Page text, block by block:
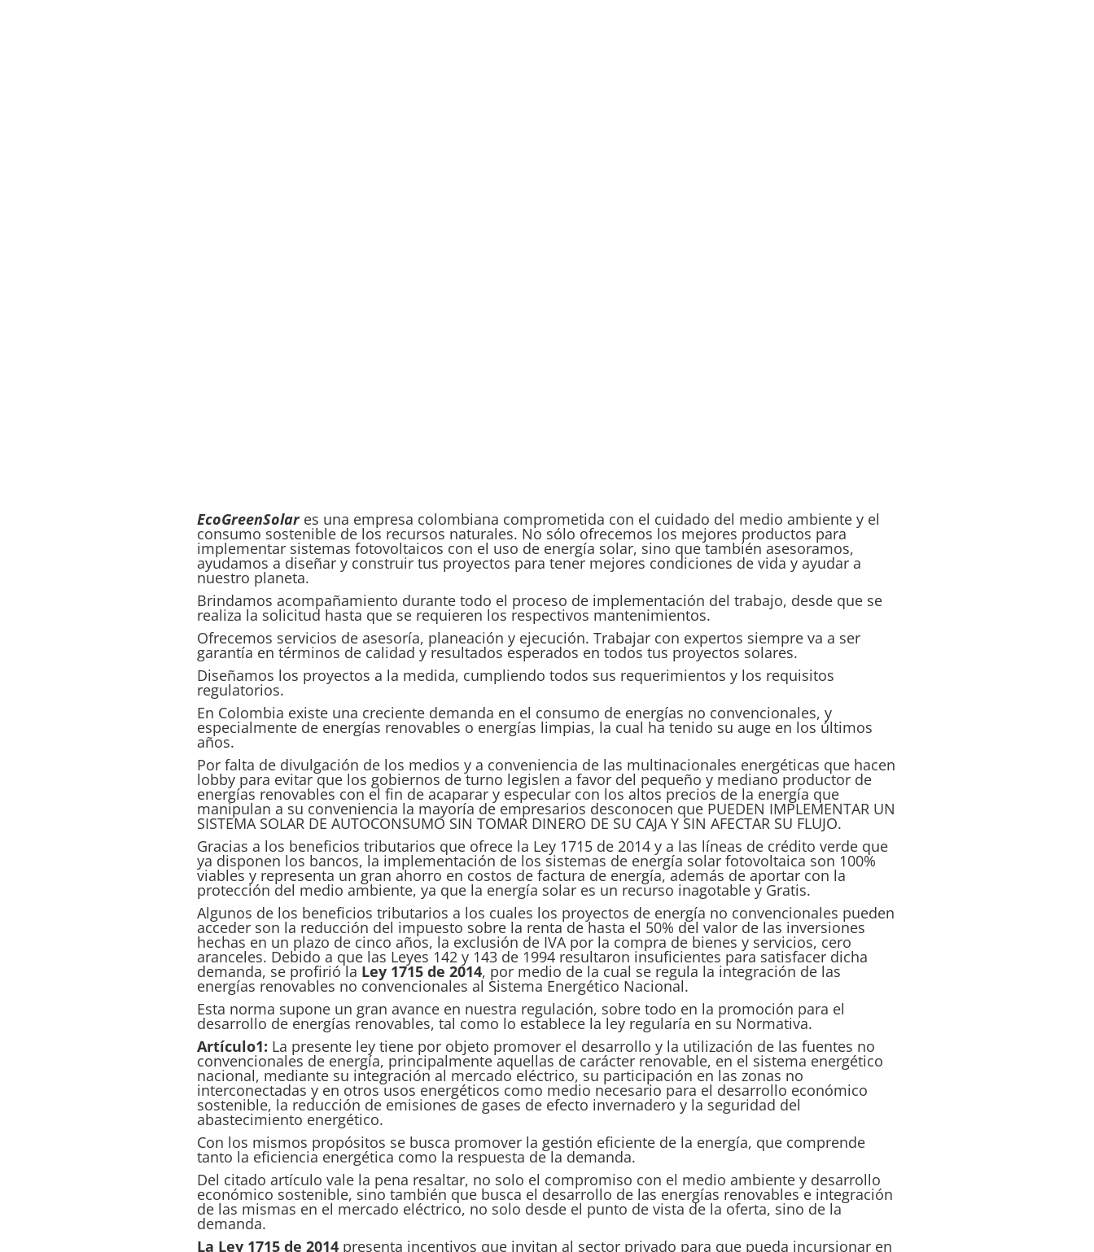
EcoGreenSolares una empresa colombiana comprometida con el cuidado del medio ambiente y el
consumo sostenible de los recursos naturales. No sólo ofrecemos los mejores productos para
implementar sistemas fotovoltaicos con el uso de energía solar, sino que también asesoramos,
ayudamos a diseñar y construir tus proyectos para tener mejores condiciones de vida y ayudar a
nuestro planeta.
Brindamos acompañamiento durante todo el proceso de implementación del trabajo, desde que se
realiza la solicitud hasta que se requieren los respectivos mantenimientos.
Ofrecemos servicios de asesoría, planeación y ejecución. Trabajar con expertos siempre va a ser
garantía en términos de calidad y resultados esperados en todos tus proyectos solares.
Diseñamos los proyectos a la medida, cumpliendo todos sus requerimientos y los requisitos
regulatorios.
En Colombia existe una creciente demanda en el consumo de energías no convencionales, y
especialmente de energías renovables o energías limpias, la cual ha tenido su auge en los últimos
años.
Por falta de divulgación de los medios y a conveniencia de las multinacionales energéticas que hacen
lobby para evitar que los gobiernos de turno legislen a favor del pequeño y mediano productor de
energías renovables con el fin de acaparar y especular con los altos precios de la energía que
manipulan a su conveniencia la mayoría de empresarios desconocen que PUEDEN IMPLEMENTAR UN
SISTEMA SOLAR DE AUTOCONSUMO SIN TOMAR DINERO DE SU CAJA Y SIN AFECTAR SU FLUJO.
Gracias a los beneficios tributarios que ofrece la Ley 1715 de 2014y a las líneas de crédito verde que
ya disponen los bancos, la implementación de los sistemas de energía solar fotovoltaica son 100%
viables y representa un gran ahorro en costos de factura de energía, además de aportar con la
protección del medio ambiente, ya que la energía solar es un recurso inagotable y Gratis.
Algunos de los beneficios tributarios a los cuales los proyectos de energía no convencionales pueden
acceder son la reducción del impuesto sobre la renta de hasta el 50% del valor de las inversiones
hechas en un plazo de cinco años, la exclusión de IVA por la compra de bienes y servicios, cero
aranceles. Debido a que las Leyes 142 y 143 de 1994 resultaron insuficientes para satisfacer dicha
demanda, se profirió la Ley 1715 de 2014, por medio de la cual se regula la integración de las
energías renovables no convencionales al Sistema Energético Nacional.
Esta norma supone un gran avance en nuestra regulación, sobre todo en la promoción para el
desarrollo de energías renovables, tal como lo establece la ley regularía en su Normativa.
Artículo1: La presente ley tiene por objeto promover el desarrollo y la utilización de las fuentes no
convencionales de energía, principalmente aquellas de carácter renovable, en el sistema energético
nacional, mediante su integración al mercado eléctrico, su participación en las zonas no
interconectadas y en otros usos energéticos como medio necesario para el desarrollo económico
sostenible, la reducción de emisiones de gases de efecto invernadero y la seguridad del
abastecimiento energético.
Con los mismos propósitos se busca promover la gestión eficiente de la energía, que comprende
tanto la eficiencia energética como la respuesta de la demanda.
Del citado artículo vale la pena resaltar, no solo el compromiso con el medio ambiente y desarrollo
económico sostenible, sino también que busca el desarrollo de las energías renovables e integración
de las mismas en el mercado eléctrico, no solo desde el punto de vista de la oferta, sino de la
demanda.
La Ley 1715 de 2014presenta incentivos que invitan al sector privado para que pueda incursionar en